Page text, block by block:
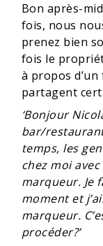
Bon après-
fois, nous
prenez bien
fois le
à propos
partagent
‘Bonjour
bar/
temps, les
chez moi
marqueur. Je
moment et
marqueur.
procéder?’